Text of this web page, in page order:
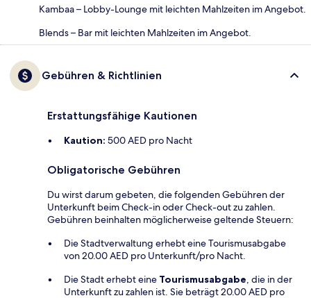
Kambaa – Lobby-Lounge mit leichten Mahlzeiten im Angebot.
Blends – Bar mit leichten Mahlzeiten im Angebot.
Gebühren & Richtlinien
Erstattungsfähige Kautionen
Kaution: 500 AED pro Nacht
Obligatorische Gebühren
Du wirst darum gebeten, die folgenden Gebühren der
Unterkunft beim Check-in oder Check-out zu zahlen.
Gebühren beinhalten möglicherweise geltende Steuern:
Die Stadtverwaltung erhebt eine Tourismusabgabe
von 20.00 AED pro Unterkunft/pro Nacht.
Die Stadt erhebt eine Tourismusabgabe, die in der
Unterkunft zu zahlen ist. Sie beträgt 20.00 AED pro